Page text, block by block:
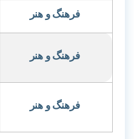
فرهنگ و هنر
فرهنگ و هنر
فرهنگ و هنر